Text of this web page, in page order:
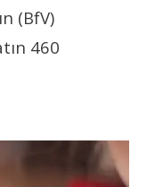
(BfV)
460